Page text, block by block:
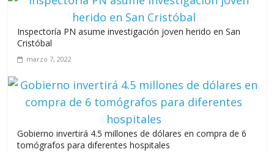
Leonel Fernández y la última oportunidad de los políticos de
carrera
agosto 3, 2026
Inspectoría PN asume investigación joven herido en San
Cristóbal
marzo 7, 2022
Gobierno invertirá 4.5 millones de dólares en compra de 6
tomógrafos para diferentes hospitales